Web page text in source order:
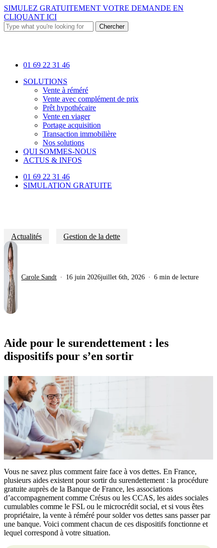
Skip
to
main
content
SIMULEZ GRATUITEMENT VOTRE DEMANDE EN
CLIQUANT ICI
Chercher
01 69 22 31 46
Menu
SOLUTIONS
Vente à réméré
Vente avec complément de prix
Prêt hypothécaire
Vente en viager
Portage acquisition
Transaction immobilière
Nos solutions
QUI SOMMES-NOUS
ACTUS & INFOS
01 69 22 31 46
SIMULATION GRATUITE
Actualités Gestion de la dette
Carole Sandt 16 juin 2026juillet 6th, 2026 6 min de lecture
Aide pour le surendettement : les
dispositifs pour s’en sortir
Vous ne savez plus comment faire face à vos dettes. En France,
plusieurs aides existent pour sortir du surendettement : la procédure
gratuite auprès de la Banque de France, les associations
d’accompagnement comme Crésus ou les CCAS, les aides sociales
cumulables comme le FSL ou le microcrédit social, et si vous êtes
propriétaire, la vente à réméré pour solder vos dettes sans passer par
une banque. Voici comment chacun de ces dispositifs fonctionne et
lequel correspond à votre situation.